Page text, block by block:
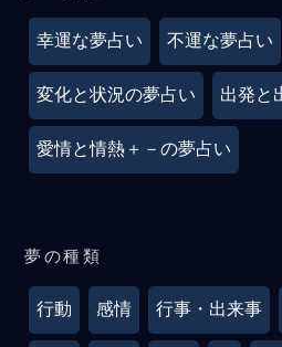
幸運な夢占い 不運な夢占い
変化と状況の夢占い 出発と
愛情と情熱＋－の夢占い
夢の種類
行動 感情 行事・出来事